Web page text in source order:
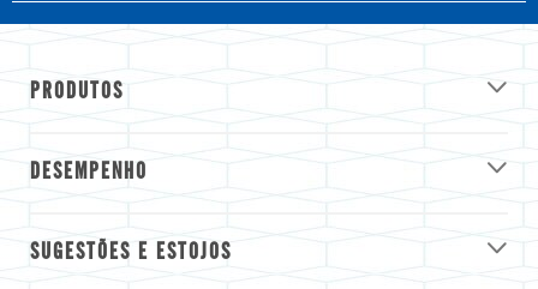
PRODUTOS
DESEMPENHO
SUGESTÕES E ESTOJOS